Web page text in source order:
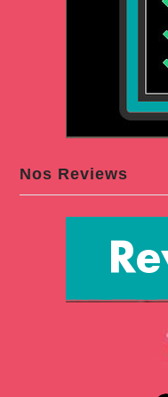
Nos Reviews